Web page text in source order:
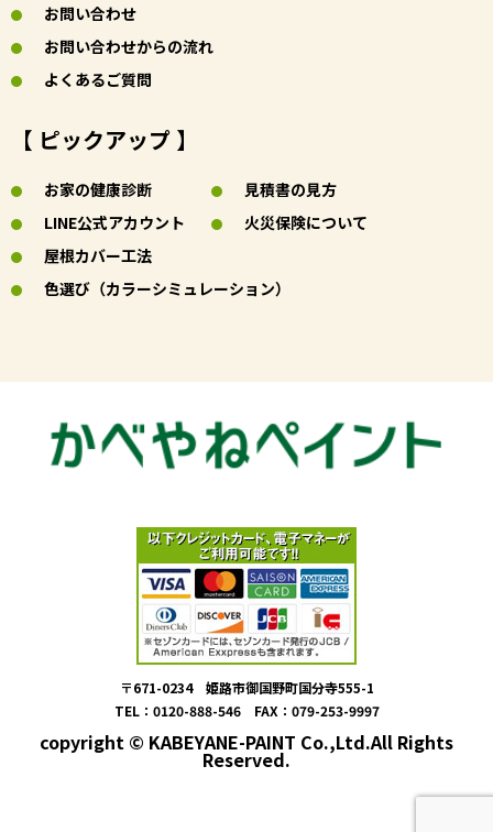
お問い合わせ
お問い合わせからの流れ
よくあるご質問
【 ピックアップ 】
お家の健康診断
LINE公式アカウント
屋根カバー工法
見積書の見方
火災保険について
色選び（カラーシミュレーション）
〒671-0234 姫路市御国野町国分寺555-1
TEL：0120-888-546 FAX：079-253-9997
copyright © KABEYANE-PAINT Co.,Ltd.All Rights
Reserved.